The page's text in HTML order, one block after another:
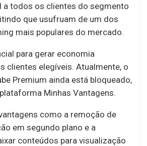
a todos os clientes do segmento
que usufruam de um dos
mais populares do mercado.
para gerar economia
clientes elegíveis. Atualmente, o
Premium ainda está bloqueado,
Minhas Vantagens.
como a remoção de
em segundo plano e a
conteúdos para visualização